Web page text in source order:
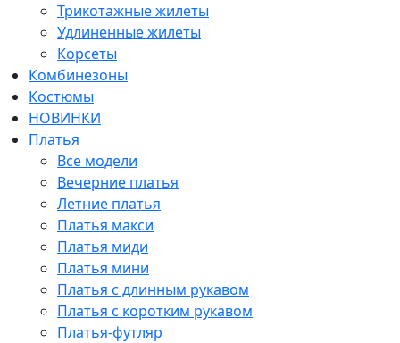
Трикотажные жилеты
Удлиненные жилеты
Корсеты
Комбинезоны
Костюмы
НОВИНКИ
Платья
Все модели
Вечерние платья
Летние платья
Платья макси
Платья миди
Платья мини
Платья с длинным рукавом
Платья с коротким рукавом
Платья-футляр